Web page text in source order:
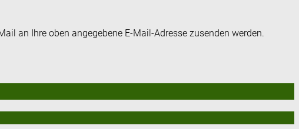
an Ihre oben angegebene E-Mail-Adresse zusenden werden.